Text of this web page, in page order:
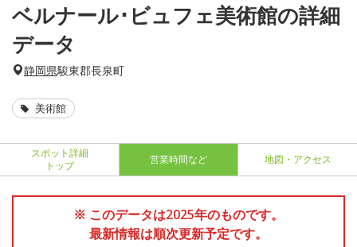
ベルナール･ビュフェ美術館の詳細
データ
静岡県駿東郡長泉町
美術館
スポット詳細
トップ
営業時間など 地図・アクセス
※ このデータは2025年のものです。
最新情報は順次更新予定です。